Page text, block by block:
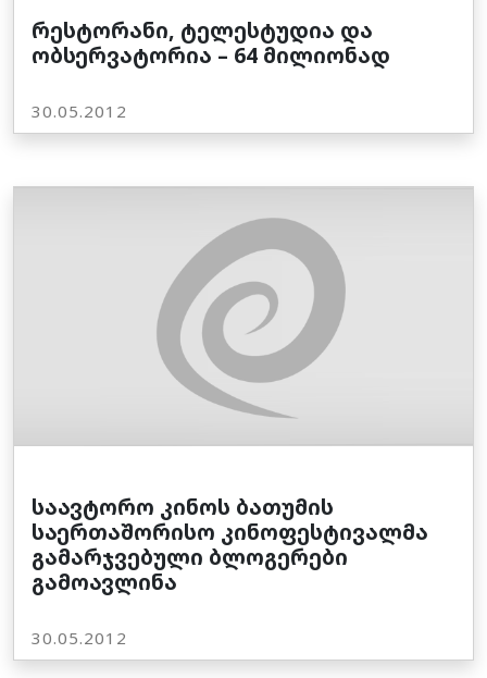
რესტორანი, ტელესტუდია და
ობსერვატორია – 64 მილიონად
30.05.2012
საავტორო კინოს ბათუმის
საერთაშორისო კინოფესტივალმა
გამარჯვებული ბლოგერები
გამოავლინა
30.05.2012